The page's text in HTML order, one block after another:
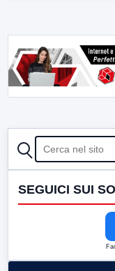
CERCA
SEGUICI SUI